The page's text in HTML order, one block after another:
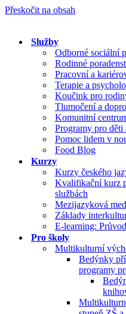
Přeskočit na obsah
Služby
Odborné sociální
Rodinné
Pracovní a
Terapie a
Koučink pro
Tlumočení a
Komunitní
Programy pro děti
Pomoc lidem v
Food Blog
Kurzy
Kurzy českého
Kvalifikační kurz
službách
Mezijazyková
Základy
E-learning:
Pro školy
Multikulturní
Bedýnky
programy